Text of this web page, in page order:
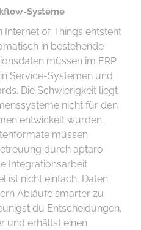
Systeme
of Things entsteht
in bestehende
müssen im ERP
Service-Systemen und
Die Schwierigkeit liegt
nicht für den
entwickelt wurden.
müssen
durch aptaro
Integrationsarbeit
ist nicht einfach, Daten
Abläufe smarter zu
du Entscheidungen,
und erhältst einen